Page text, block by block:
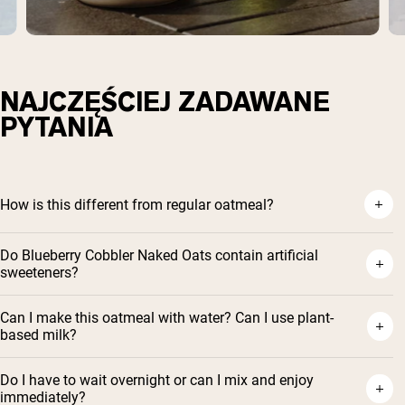
NAJCZĘŚCIEJ ZADAWANE
PYTANIA
How is this different from regular oatmeal?
Do Blueberry Cobbler Naked Oats contain artificial
sweeteners?
Can I make this oatmeal with water? Can I use plant-
based milk?
Do I have to wait overnight or can I mix and enjoy
immediately?